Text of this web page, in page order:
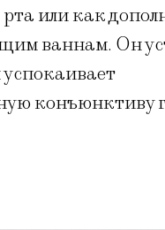
или как
ваннам. Он
конъюнктиву